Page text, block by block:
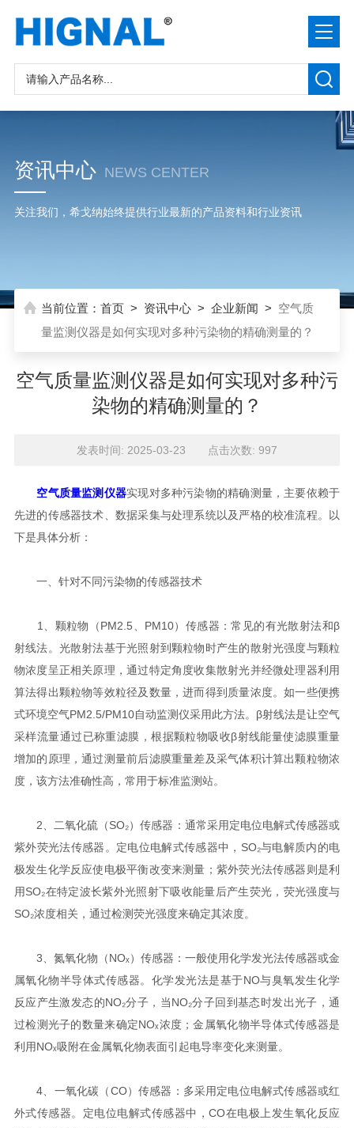
资讯中心 NEWS CENTER
关注我们，希戈纳始终提供行业最新的产品资料和行业资讯
当前位置： 首页> 资讯中心> 企业新闻 > 空气质
量监测仪器是如何实现对多种污染物的精确测量的？
空气质量监测仪器是如何实现对多种污
染物的精确测量的？
发表时间: 2025-03-23 点击次数: 997
空气质量监测仪器实现对多种污染物的精确测量，主要依赖于
先进的传感器技术、数据采集与处理系统以及严格的校准流程。以
下是具体分析：
一、针对不同污染物的传感器技术
1、颗粒物（PM2.5、PM10）传感器：常见的有光散射法和β
射线法。光散射法基于光照射到颗粒物时产生的散射光强度与颗粒
物浓度呈正相关原理，通过特定角度收集散射光并经微处理器利用
算法得出颗粒物等效粒径及数量，进而得到质量浓度。如一些便携
式环境空气PM2.5/PM10自动监测仪采用此方法。β射线法是让空气
采样流量通过已称重滤膜，根据颗粒物吸收β射线能量使滤膜重量
增加的原理，通过测量前后滤膜重量差及采气体积计算出颗粒物浓
度，该方法准确性高，常用于标准监测站。
2、二氧化硫（SO₂）传感器：通常采用定电位电解式传感器或
紫外荧光法传感器。定电位电解式传感器中，SO₂与电解质内的电
极发生化学反应使电极平衡改变来测量；紫外荧光法传感器则是利
用SO₂在特定波长紫外光照射下吸收能量后产生荧光，荧光强度与
SO₂浓度相关，通过检测荧光强度来确定其浓度。
3、氮氧化物（NOₓ）传感器：一般使用化学发光法传感器或金
属氧化物半导体式传感器。化学发光法是基于NO与臭氧发生化学
反应产生激发态的NO₂分子，当NO₂分子回到基态时发出光子，通
过检测光子的数量来确定NOₓ浓度；金属氧化物半导体式传感器是
利用NOₓ吸附在金属氧化物表面引起电导率变化来测量。
4、一氧化碳（CO）传感器：多采用定电位电解式传感器或红
外式传感器。定电位电解式传感器中，CO在电极上发生氧化反应